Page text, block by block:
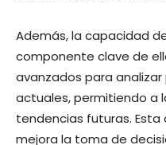
Además, la capacidad
componente clave de
avanzados para
actuales, permitiendo a
tendencias futuras.
mejora la toma de